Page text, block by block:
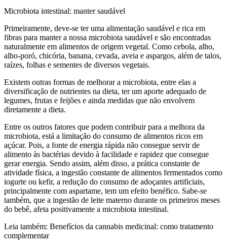
Microbiota intestinal: manter saudável
Primeiramente, deve-se ter uma alimentação saudável e rica em
fibras para manter a nossa microbiota saudável e são encontradas
naturalmente em alimentos de origem vegetal. Como cebola, alho,
alho-poró, chicória, banana, cevada, aveia e aspargos, além de talos,
raízes, folhas e sementes de diversos vegetais.
Existem outras formas de melhorar a microbiota, entre elas a
diversificação de nutrientes na dieta, ter um aporte adequado de
legumes, frutas e feijões e ainda medidas que não envolvem
diretamente a dieta.
Entre os outros fatores que podem contribuir para a melhora da
microbiota, está a limitação do consumo de alimentos ricos em
açúcar. Pois, a fonte de energia rápida não consegue servir de
alimento às bactérias devido à facilidade e rapidez que consegue
gerar energia. Sendo assim, além disso, a prática constante de
atividade física, a ingestão constante de alimentos fermentados como
iogurte ou kefir, a redução do consumo de adoçantes artificiais,
principalmente com aspartame, tem um efeito benéfico. Sabe-se
também, que a ingestão de leite materno durante os primeiros meses
do bebê, afeta positivamente a microbiota intestinal.
Leia também: Benefícios da cannabis medicinal: como tratamento
complementar